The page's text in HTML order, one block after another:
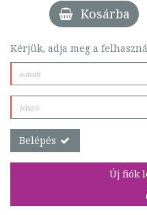
Kosárba
Kérjük, adja meg a
Belépés
Új fiók